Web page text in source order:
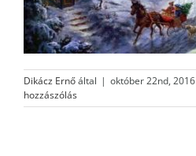
Dikácz Ernőáltal | október 22nd, 2016
hozzászólás